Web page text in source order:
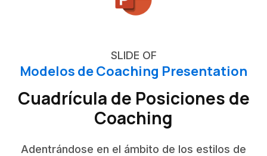
SLIDE OF
Modelos de Coaching Presentation
Cuadrícula de Posiciones de
Coaching
Adentrándose en el ámbito de los estilos de